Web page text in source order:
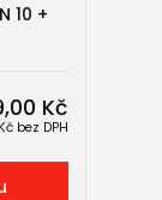
10 +
Kč
bez DPH